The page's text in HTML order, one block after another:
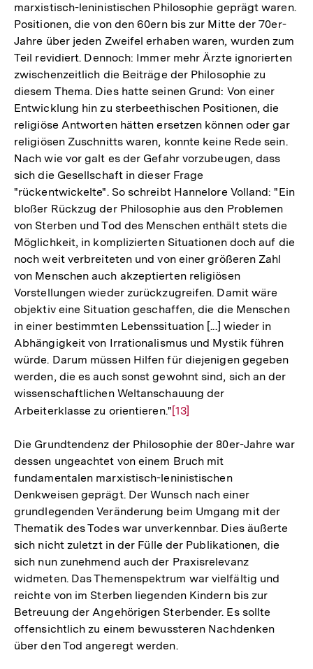
marxistisch-leninistischen Philosophie geprägt waren.
Positionen, die von den 60ern bis zur Mitte der 70er-
Jahre über jeden Zweifel erhaben waren, wurden zum
Teil revidiert. Dennoch: Immer mehr Ärzte ignorierten
zwischenzeitlich die Beiträge der Philosophie zu
diesem Thema. Dies hatte seinen Grund: Von einer
Entwicklung hin zu sterbeethischen Positionen, die
religiöse Antworten hätten ersetzen können oder gar
religiösen Zuschnitts waren, konnte keine Rede sein.
Nach wie vor galt es der Gefahr vorzubeugen, dass
sich die Gesellschaft in dieser Frage
"rückentwickelte". So schreibt Hannelore Volland: "Ein
bloßer Rückzug der Philosophie aus den Problemen
von Sterben und Tod des Menschen enthält stets die
Möglichkeit, in komplizierten Situationen doch auf die
noch weit verbreiteten und von einer größeren Zahl
von Menschen auch akzeptierten religiösen
Vorstellungen wieder zurückzugreifen. Damit wäre
objektiv eine Situation geschaffen, die die Menschen
in einer bestimmten Lebenssituation [...] wieder in
Abhängigkeit von Irrationalismus und Mystik führen
würde. Darum müssen Hilfen für diejenigen gegeben
werden, die es auch sonst gewohnt sind, sich an der
wissenschaftlichen Weltanschauung der
Arbeiterklasse zu orientieren."Zur
der
Fußnote
[13]
Die Grundtendenz der Philosophie der 80er-Jahre war
dessen ungeachtet von einem Bruch mit
fundamentalen marxistisch-leninistischen
Denkweisen geprägt. Der Wunsch nach einer
grundlegenden Veränderung beim Umgang mit der
Thematik des Todes war unverkennbar. Dies äußerte
sich nicht zuletzt in der Fülle der Publikationen, die
sich nun zunehmend auch der Praxisrelevanz
widmeten. Das Themenspektrum war vielfältig und
reichte von im Sterben liegenden Kindern bis zur
Betreuung der Angehörigen Sterbender. Es sollte
offensichtlich zu einem bewussteren Nachdenken
über den Tod angeregt werden.